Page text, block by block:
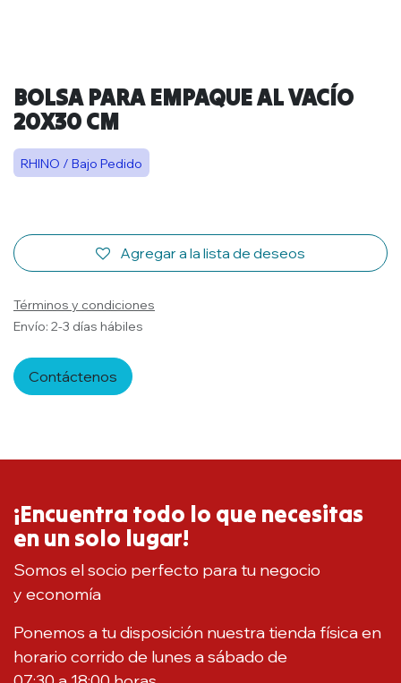
BOLSA PARA EMPAQUE AL VACÍO
20X30 CM
RHINO / Bajo Pedido
Agregar a la lista de deseos
Términos y condiciones
Envío: 2-3 días hábiles
Contáctenos
¡Encuentra todo lo que necesitas
en un solo lugar!
Somos el socio perfecto para tu negocio
y economía
Ponemos a tu disposición nuestra tienda física en
horario corrido de lunes a sábado de